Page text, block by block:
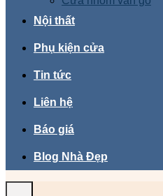
Nội thất
Phụ kiện cửa
Tin tức
Liên hệ
Báo giá
Blog Nhà Đẹp